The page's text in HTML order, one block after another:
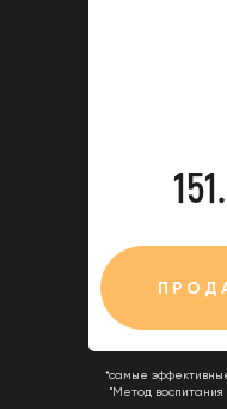
*самые
"Метод